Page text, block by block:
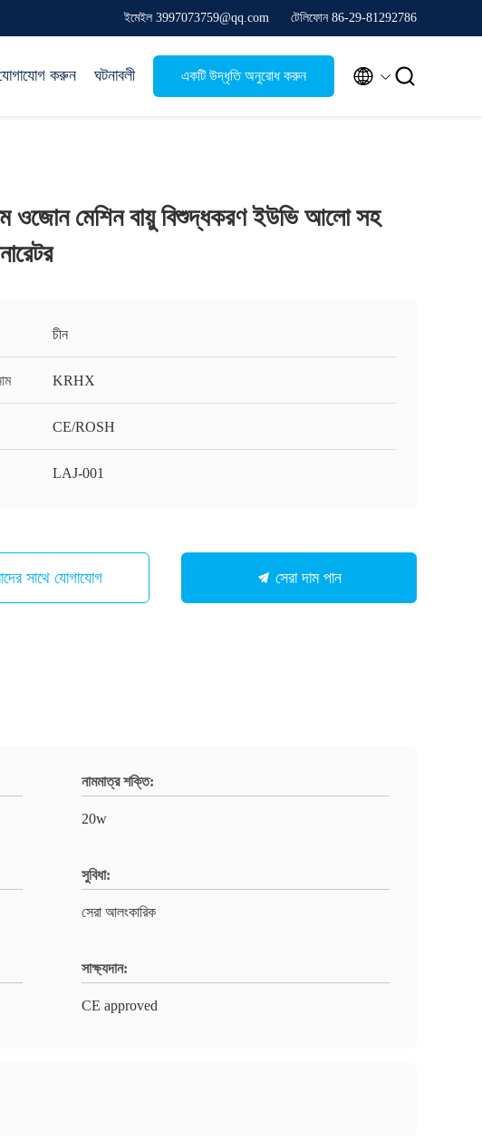
ইমেইল 3997073759@qq.com টেলিফোন 86-29-81292786
করুন ঘটনাবলী একটি উদ্ধৃতি অনুরোধ করুন  
ওজোন মেশিন বায়ু বিশুদ্ধকরণ ইউভি আলো সহ
চীন
KRHX
CE/ROSH
LAJ-001
সাথে যোগাযোগ সেরা দাম পান
নামমাত্র শক্তি:
20w
সুবিধা:
সেরা আলংকারিক
সাক্ষ্যদান:
CE approved